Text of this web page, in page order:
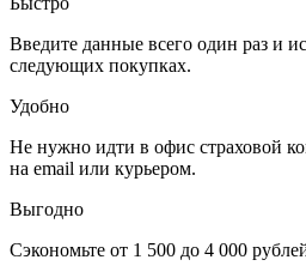
Введите данные всего один раз и
следующих покупках.
Удобно
Не нужно идти в офис страховой
на email или курьером.
Выгодно
Сэкономьте от 1 500 до 4 000